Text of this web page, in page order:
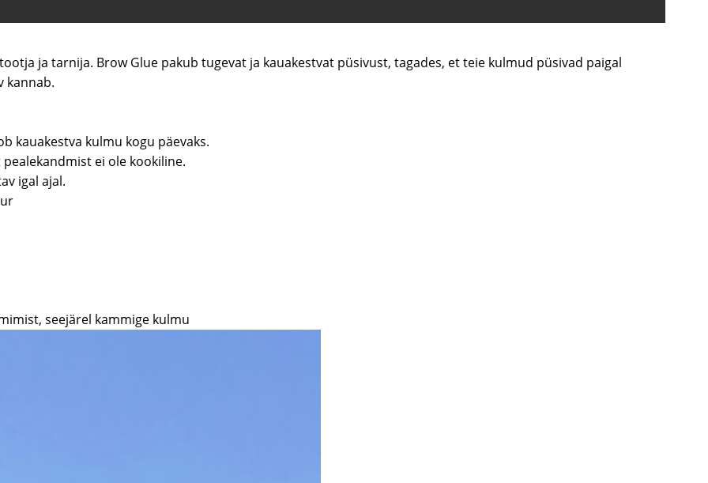
ja tarnija. Brow Glue pakub tugevat ja kauakestvat püsivust, tagades, et teie kulmud püsivad paigal
kannab.
kauakestva kulmu kogu päevaks.
ei ole kookiline.
meigitav igal ajal.
seejärel kammige kulmu